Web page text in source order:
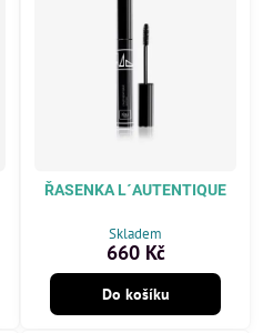
ŘASENKA L´AUTENTIQUE
Skladem
660 Kč
Do košíku